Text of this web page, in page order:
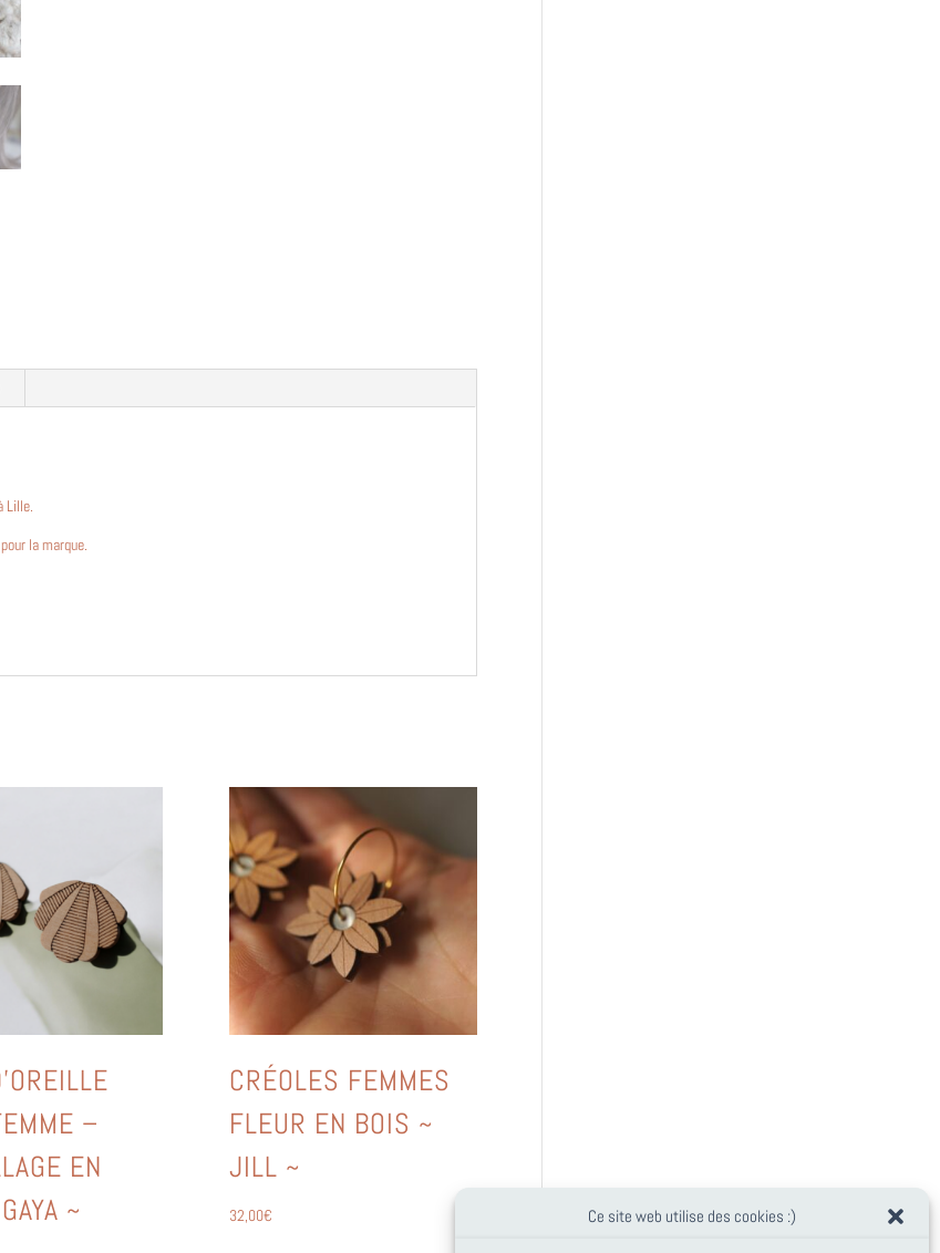
Ce site web utilise des cookies :)
Lille.
la marque.
–
EN
~
CRÉOLES FEMMES
FLEUR EN BOIS ~
JILL ~
32,00€